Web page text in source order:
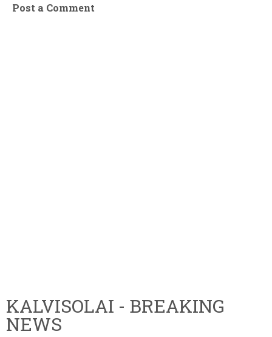
Post a Comment
KALVISOLAI - BREAKING
NEWS